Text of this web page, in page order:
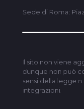
Sede di Roma:
Il sito non viene
dunque non può
sensi della legge
integrazioni.